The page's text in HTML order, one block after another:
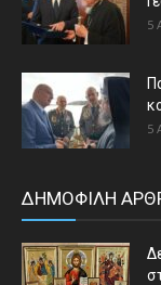
5
5
ΔΗΜΟΦΙΛΗ